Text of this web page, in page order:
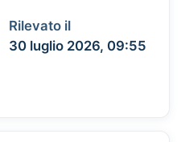
Rilevato il
30 luglio 2026, 09:55